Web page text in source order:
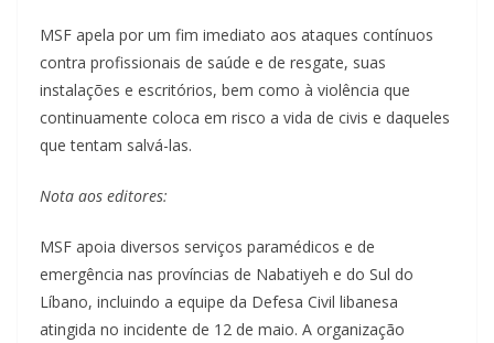
MSF apela por um fim imediato aos ataques contínuos
contra profissionais de saúde e de resgate, suas
instalações e escritórios, bem como à violência que
continuamente coloca em risco a vida de civis e daqueles
que tentam salvá-las.
Nota aos editores:
MSF apoia diversos serviços paramédicos e de
emergência nas províncias de Nabatiyeh e do Sul do
Líbano, incluindo a equipe da Defesa Civil libanesa
atingida no incidente de 12 de maio. A organização